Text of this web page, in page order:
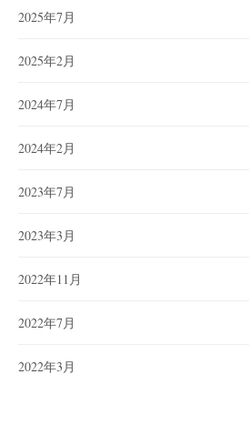
2025年7月
2025年2月
2024年7月
2024年2月
2023年7月
2023年3月
2022年11月
2022年7月
2022年3月